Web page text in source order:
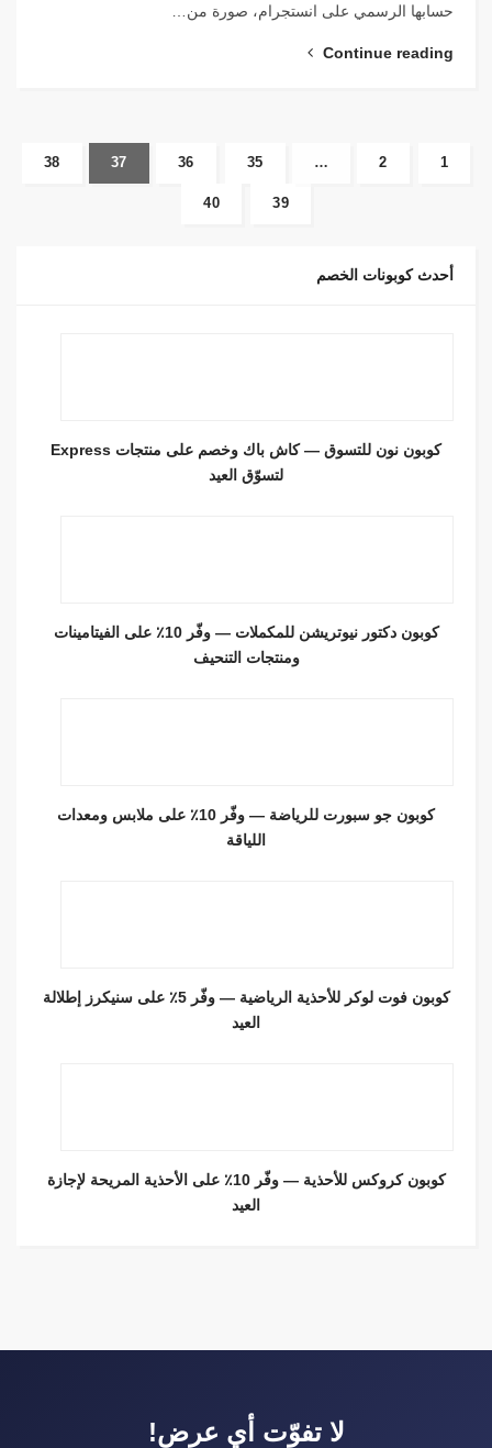
حسابها الرسمي على انستجرام، صورة من…
Continue reading
1
2
…
35
36
37
38
39
40
أحدث كوبونات الخصم
كوبون نون للتسوق — كاش باك وخصم على منتجات Express
لتسوّق العيد
كوبون دكتور نيوتريشن للمكملات — وفّر 10٪ على الفيتامينات
ومنتجات التنحيف
كوبون جو سبورت للرياضة — وفّر 10٪ على ملابس ومعدات
اللياقة
كوبون فوت لوكر للأحذية الرياضية — وفّر 5٪ على سنيكرز إطلالة
العيد
كوبون كروكس للأحذية — وفّر 10٪ على الأحذية المريحة لإجازة
العيد
لا تفوّت أي عرض!